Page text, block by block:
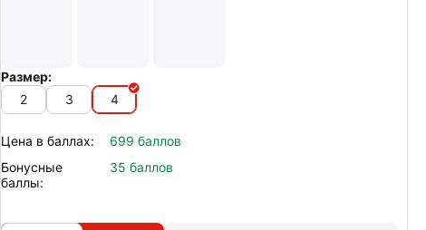
Размер:
2
3 4
Цена в баллах:
699 баллов
Бонусные
баллы:
35 баллов